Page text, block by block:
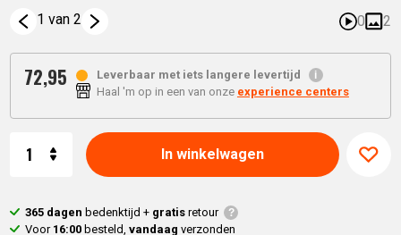
1 van 2 0 2
72,95
Leverbaar met iets langere levertijd
Haal 'm op in een van onze experience centers
In winkelwagen
365 dagen bedenktijd + gratisretour
Voor 16:00 besteld,vandaag verzonden